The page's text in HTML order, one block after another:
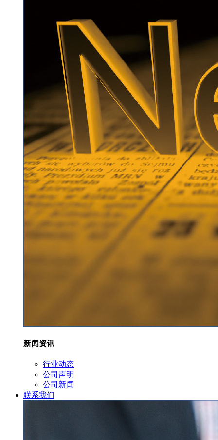
新闻资讯
行业动态
公司声明
公司新闻
联系我们